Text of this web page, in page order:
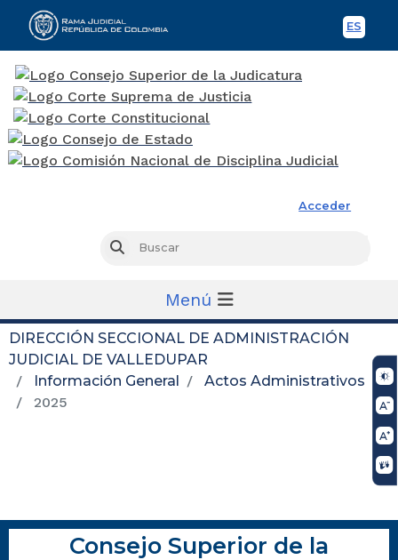
ES
Acceder
Buscar
Menú
DIRECCIÓN SECCIONAL DE ADMINISTRACIÓN
JUDICIAL DE VALLEDUPAR
Información General
Actos Administrativos
2025
Consejo Superior de la